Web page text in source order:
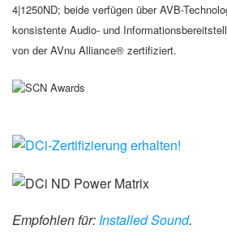
4|1250ND; beide verfügen über AVB-
konsistente Audio- und
von der AVnu Alliance® zertifiziert.
Empfohlen für:Installed Sound.